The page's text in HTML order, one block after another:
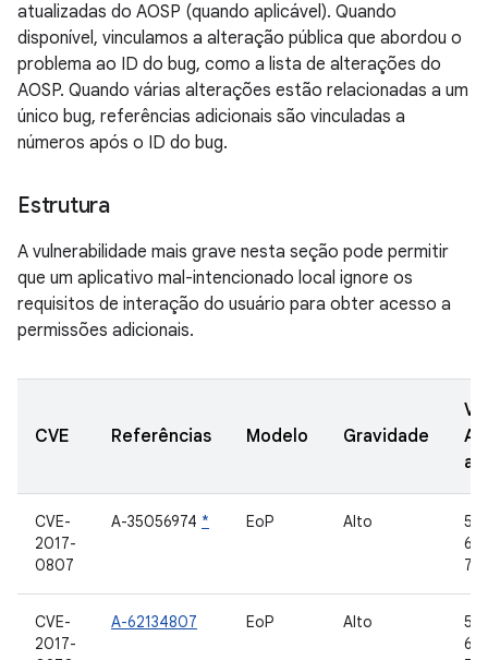
atualizadas do AOSP (quando aplicável). Quando
disponível, vinculamos a alteração pública que abordou o
problema ao ID do bug, como a lista de alterações do
AOSP. Quando várias alterações estão relacionadas a um
único bug, referências adicionais são vinculadas a
números após o ID do bug.
Estrutura
A vulnerabilidade mais grave nesta seção pode permitir
que um aplicativo mal-intencionado local ignore os
requisitos de interação do usuário para obter acesso a
permissões adicionais.
CVE Referências Modelo Gravidade
CVE-
2017-
0807
A-35056974 * EoP Alto
CVE-
2017-
A-62134807 EoP Alto